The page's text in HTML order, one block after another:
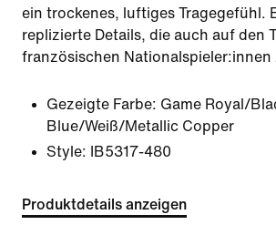
ein trockenes, luftiges Tragegefühl.
replizierte Details, die auch auf den
französischen Nationalspieler:innen
Gezeigte Farbe: Game Royal/
Blue/Weiß/Metallic Copper
Style:
IB5317-480
Produktdetails anzeigen